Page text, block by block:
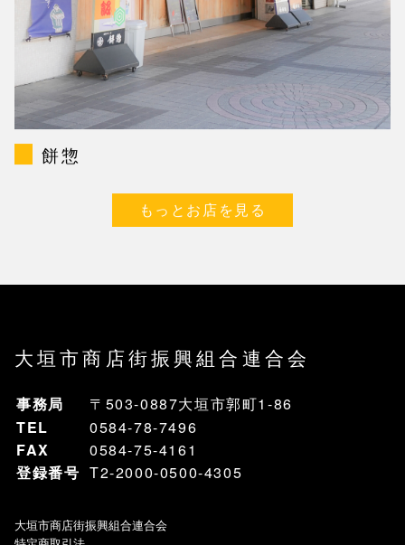
餅惣
もっとお店を見る
大垣市商店街振興組合連合会
事務局
〒503-0887大垣市郭町1-86
TEL
0584-78-7496
FAX
0584-75-4161
登録番号 T2-2000-0500-4305
大垣市商店街振興組合連合会